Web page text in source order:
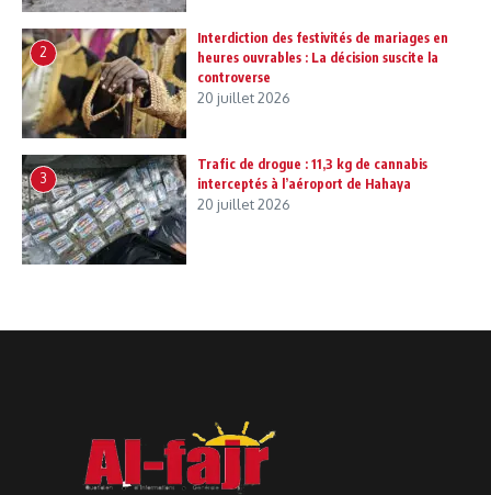
2
Interdiction des festivités de mariages en
heures ouvrables : La décision suscite la
controverse
20 juillet 2026
3
Trafic de drogue : 11,3 kg de cannabis
interceptés à l’aéroport de Hahaya
20 juillet 2026